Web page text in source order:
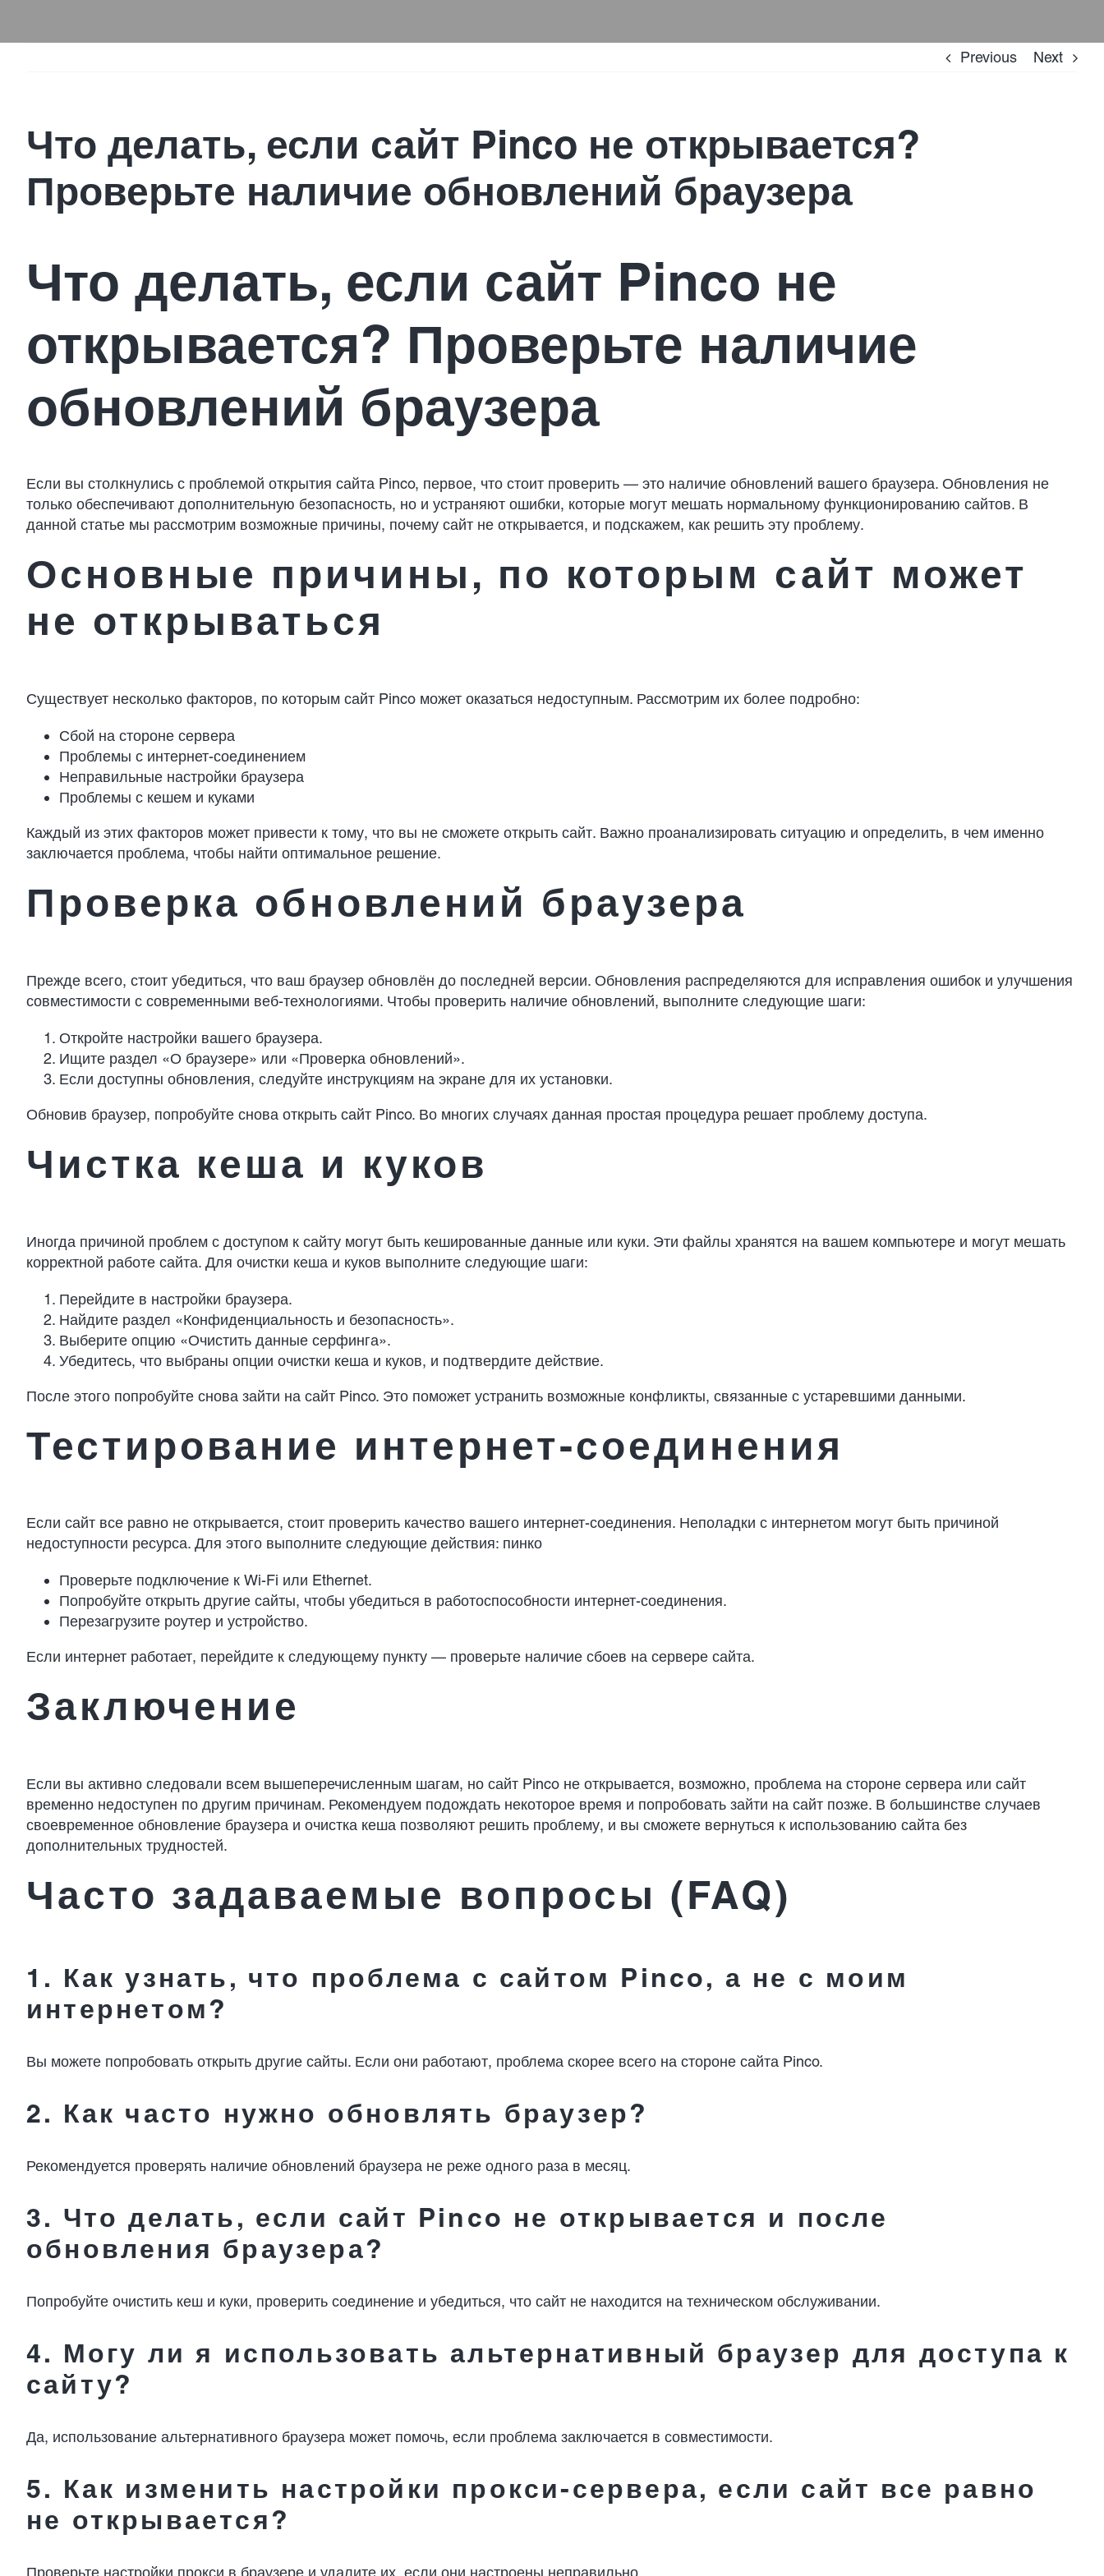
Previous Next
Что делать, если сайт Pinco не открывается?
Проверьте наличие обновлений браузера
Что делать, если сайт Pinco не
открывается? Проверьте наличие
обновлений браузера
Если вы столкнулись с проблемой открытия сайта Pinco, первое, что стоит проверить — это наличие обновлений вашего браузера. Обновления не
только обеспечивают дополнительную безопасность, но и устраняют ошибки, которые могут мешать нормальному функционированию сайтов. В
данной статье мы рассмотрим возможные причины, почему сайт не открывается, и подскажем, как решить эту проблему.
Основные причины, по которым сайт может
не открываться
Существует несколько факторов, по которым сайт Pinco может оказаться недоступным. Рассмотрим их более подробно:
Сбой на стороне сервера
Проблемы с интернет-соединением
Неправильные настройки браузера
Проблемы с кешем и куками
Каждый из этих факторов может привести к тому, что вы не сможете открыть сайт. Важно проанализировать ситуацию и определить, в чем именно
заключается проблема, чтобы найти оптимальное решение.
Проверка обновлений браузера
Прежде всего, стоит убедиться, что ваш браузер обновлён до последней версии. Обновления распределяются для исправления ошибок и улучшения
совместимости с современными веб-технологиями. Чтобы проверить наличие обновлений, выполните следующие шаги:
Откройте настройки вашего браузера.
Ищите раздел «О браузере» или «Проверка обновлений».
Если доступны обновления, следуйте инструкциям на экране для их установки.
Обновив браузер, попробуйте снова открыть сайт Pinco. Во многих случаях данная простая процедура решает проблему доступа.
Чистка кеша и куков
Иногда причиной проблем с доступом к сайту могут быть кешированные данные или куки. Эти файлы хранятся на вашем компьютере и могут мешать
корректной работе сайта. Для очистки кеша и куков выполните следующие шаги:
Перейдите в настройки браузера.
Найдите раздел «Конфиденциальность и безопасность».
Выберите опцию «Очистить данные серфинга».
Убедитесь, что выбраны опции очистки кеша и куков, и подтвердите действие.
После этого попробуйте снова зайти на сайт Pinco. Это поможет устранить возможные конфликты, связанные с устаревшими данными.
Тестирование интернет-соединения
Если сайт все равно не открывается, стоит проверить качество вашего интернет-соединения. Неполадки с интернетом могут быть причиной
недоступности ресурса. Для этого выполните следующие действия: пинко
Проверьте подключение к Wi-Fi или Ethernet.
Попробуйте открыть другие сайты, чтобы убедиться в работоспособности интернет-соединения.
Перезагрузите роутер и устройство.
Если интернет работает, перейдите к следующему пункту — проверьте наличие сбоев на сервере сайта.
Заключение
Если вы активно следовали всем вышеперечисленным шагам, но сайт Pinco не открывается, возможно, проблема на стороне сервера или сайт
временно недоступен по другим причинам. Рекомендуем подождать некоторое время и попробовать зайти на сайт позже. В большинстве случаев
своевременное обновление браузера и очистка кеша позволяют решить проблему, и вы сможете вернуться к использованию сайта без
дополнительных трудностей.
Часто задаваемые вопросы (FAQ)
1. Как узнать, что проблема с сайтом Pinco, а не с моим
интернетом?
Вы можете попробовать открыть другие сайты. Если они работают, проблема скорее всего на стороне сайта Pinco.
2. Как часто нужно обновлять браузер?
Рекомендуется проверять наличие обновлений браузера не реже одного раза в месяц.
3. Что делать, если сайт Pinco не открывается и после
обновления браузера?
Попробуйте очистить кеш и куки, проверить соединение и убедиться, что сайт не находится на техническом обслуживании.
4. Могу ли я использовать альтернативный браузер для доступа к
сайту?
Да, использование альтернативного браузера может помочь, если проблема заключается в совместимости.
5. Как изменить настройки прокси-сервера, если сайт все равно
не открывается?
Проверьте настройки прокси в браузере и удалите их, если они настроены неправильно.